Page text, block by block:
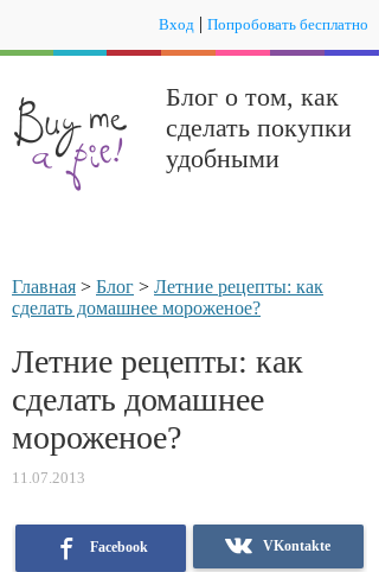
Вход | Попробовать бесплатно
Блог о том, как
сделать покупки
удобными
Главная > Блог > Летние рецепты: как
сделать домашнее мороженое?
Летние рецепты: как
сделать домашнее
мороженое?
11.07.2013
Facebook VKontakte